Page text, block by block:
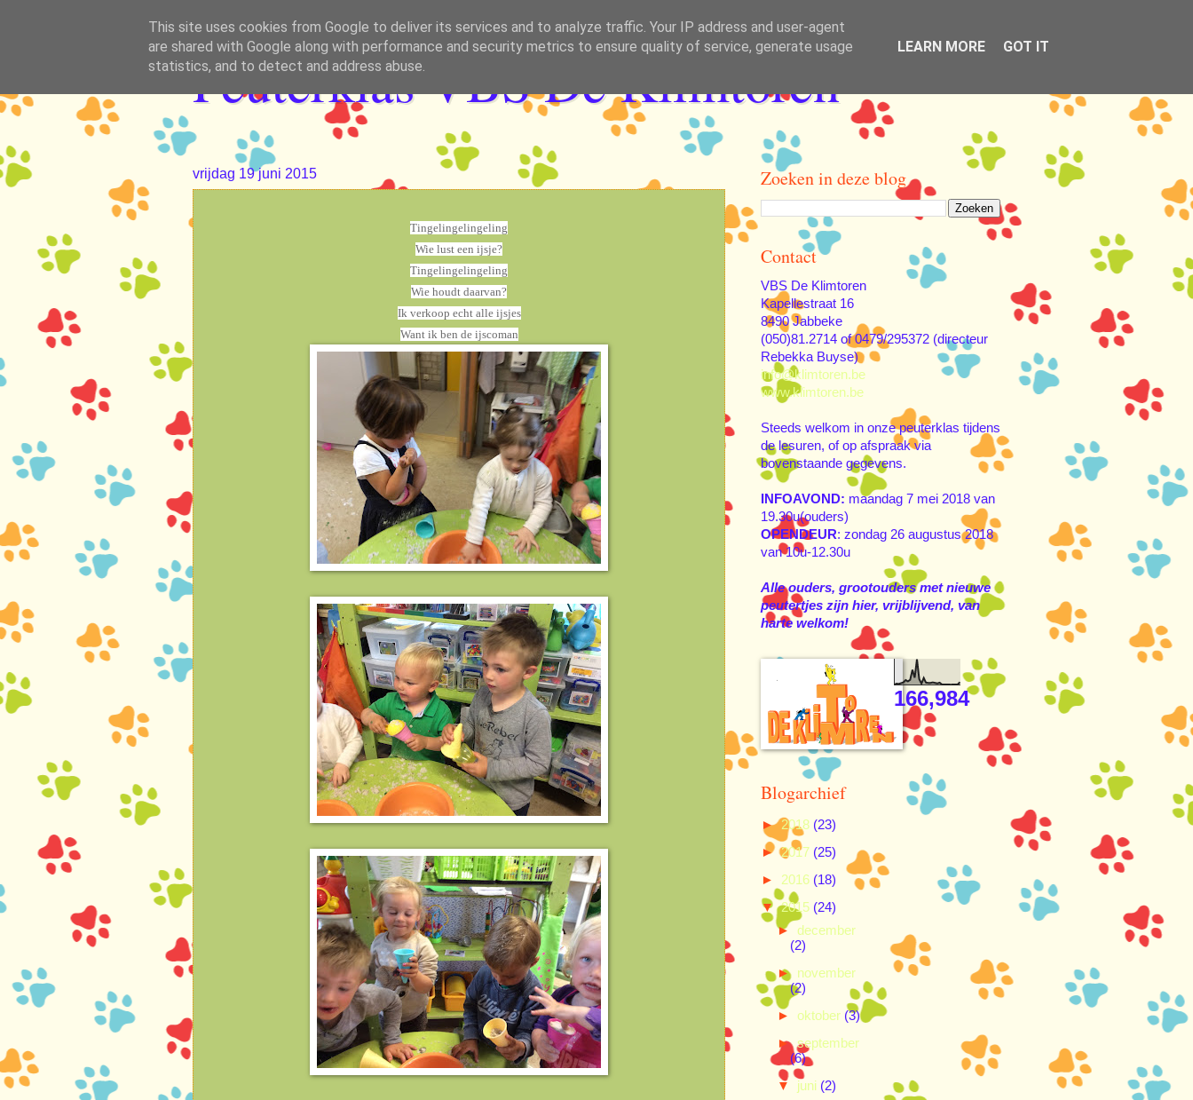
Peuterklas VBS De Klimtoren
vrijdag 19 juni 2015
Tingelingelingeling
Wie lust een ijsje?
Tingelingelingeling
Wie houdt daarvan?
Ik verkoop echt alle ijsjes
Want ik ben de ijscoman
Zoeken in deze blog
Contact
VBS De Klimtoren
Kapellestraat 16
8490 Jabbeke
(050)81.2714 of 0479/295372 (directeur
Rebekka Buyse)
info@klimtoren.be
www.klimtoren.be
Steeds welkom in onze peuterklas tijdens
de lesuren, of op afspraak via
bovenstaande gegevens.
INFOAVOND: maandag 7 mei 2018 van
19.30u(ouders)
OPENDEUR: zondag 26 augustus 2018
van 10u-12.30u
Alle ouders, grootouders met nieuwe
peutertjes zijn hier, vrijblijvend, van
harte welkom!
Blogarchief
►2018 (23)
►2017 (25)
► 2016 (18)
▼2015 (24)
► december
(2)
► november
(2)
► oktober (3)
► september
(6)
▼ juni (2)
166,984
This site uses cookies from Google to deliver its services and to analyze traffic. Your IP address and user-agent
are shared with Google along with performance and security metrics to ensure quality of service, generate usage
statistics, and to detect and address abuse.
LEARN MORE GOT IT